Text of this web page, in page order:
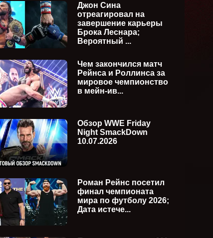
WWE Friday Night SmackDown
Джон Сина
отреагировал на
завершение карьеры
Брока Леснара;
Вероятный ...
Чем закончился матч
Рейнса и Роллинса за
мировое чемпионство
в мейн-ив...
Обзор WWE Friday
Night SmackDown
10.07.2026
Роман Рейнс посетил
финал чемпионата
мира по футболу 2026;
Дата истече...